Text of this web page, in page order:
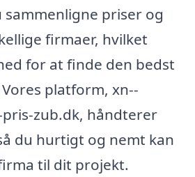
sammenligne priser og
firmaer, hvilket
for at finde den bedst
platform, xn--
zub.dk, håndterer
du hurtigt og nemt kan
til dit projekt.